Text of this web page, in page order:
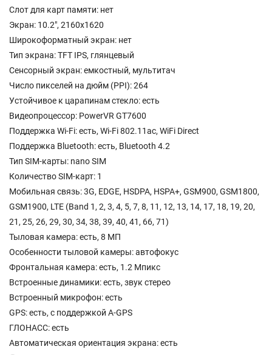
Слот для карт памяти: нет
Экран: 10.2", 2160x1620
Широкоформатный экран: нет
Тип экрана: TFT IPS, глянцевый
Сенсорный экран: емкостный, мультитач
Число пикселей на дюйм (PPI): 264
Устойчивое к царапинам стекло: есть
Видеопроцессор: PowerVR GT7600
Поддержка Wi-Fi: есть, Wi-Fi 802.11ac, WiFi Direct
Поддержка Bluetooth: есть, Bluetooth 4.2
Тип SIM-карты: nano SIM
Количество SIM-карт: 1
Мобильная связь: 3G, EDGE, HSDPA, HSPA+, GSM900, GSM1800,
GSM1900, LTE (Band 1, 2, 3, 4, 5, 7, 8, 11, 12, 13, 14, 17, 18, 19, 20,
21, 25, 26, 29, 30, 34, 38, 39, 40, 41, 66, 71)
Тыловая камера: есть, 8 МП
Особенности тыловой камеры: автофокус
Фронтальная камера: есть, 1.2 Мпикс
Встроенные динамики: есть, звук стерео
Встроенный микрофон: есть
GPS: есть, с поддержкой A-GPS
ГЛОНАСС: есть
Автоматическая ориентация экрана: есть